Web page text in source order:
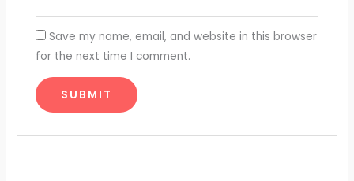
Save my name, email, and website in this browser
for the next time I comment.